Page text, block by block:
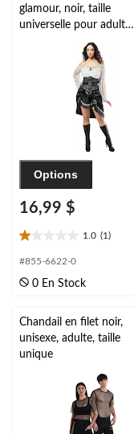
glamour, noir, taille
universelle pour adulte,
accessoire de costume
prêt-à-porter pour
l'Halloween
Options
16,99 $
1.0 (1)
1.0
étoile(s)
5.
évaluation
#855-6622-0
0 En Stock
Chandail en filet noir,
unisexe, adulte, taille
unique